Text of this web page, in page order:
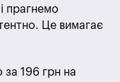
прагнемо
Це вимагає
за 196 грн на